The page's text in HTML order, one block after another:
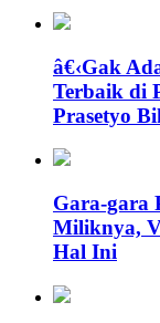
â€‹Gak
Terbaik di
Prasetyo
Gara-gara
Miliknya,
Hal Ini